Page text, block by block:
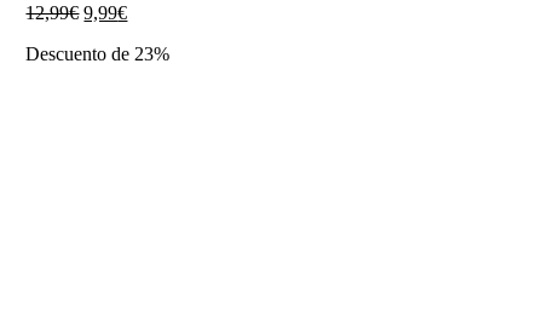
12,99€ El
original
9,99€El
actual
Descuento de 23%